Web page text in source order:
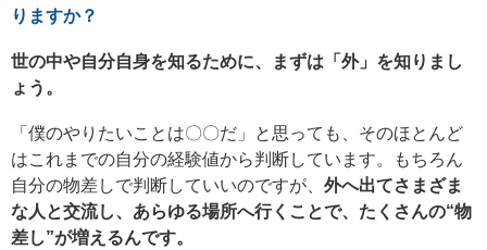
りますか？
世の中や自分自身を知るために、まずは「外」を知りまし
ょう。
「僕のやりたいことは〇〇だ」と思っても、そのほとんど
はこれまでの自分の経験値から判断しています。もちろん
自分の物差しで判断していいのですが、 外へ出てさまざま
な人と交流し、あらゆる場所へ行くことで、たくさんの“物
差し”が増えるんです。